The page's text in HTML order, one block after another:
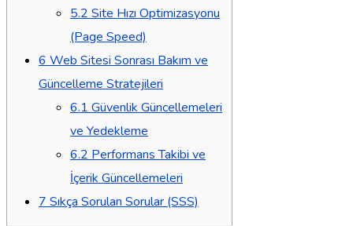
5.2 Site Hızı Optimizasyonu
(Page Speed)
6 Web Sitesi Sonrası Bakım ve
Güncelleme Stratejileri
6.1 Güvenlik Güncellemeleri
ve Yedekleme
6.2 Performans Takibi ve
İçerik Güncellemeleri
7 Sıkça Sorulan Sorular (SSS)